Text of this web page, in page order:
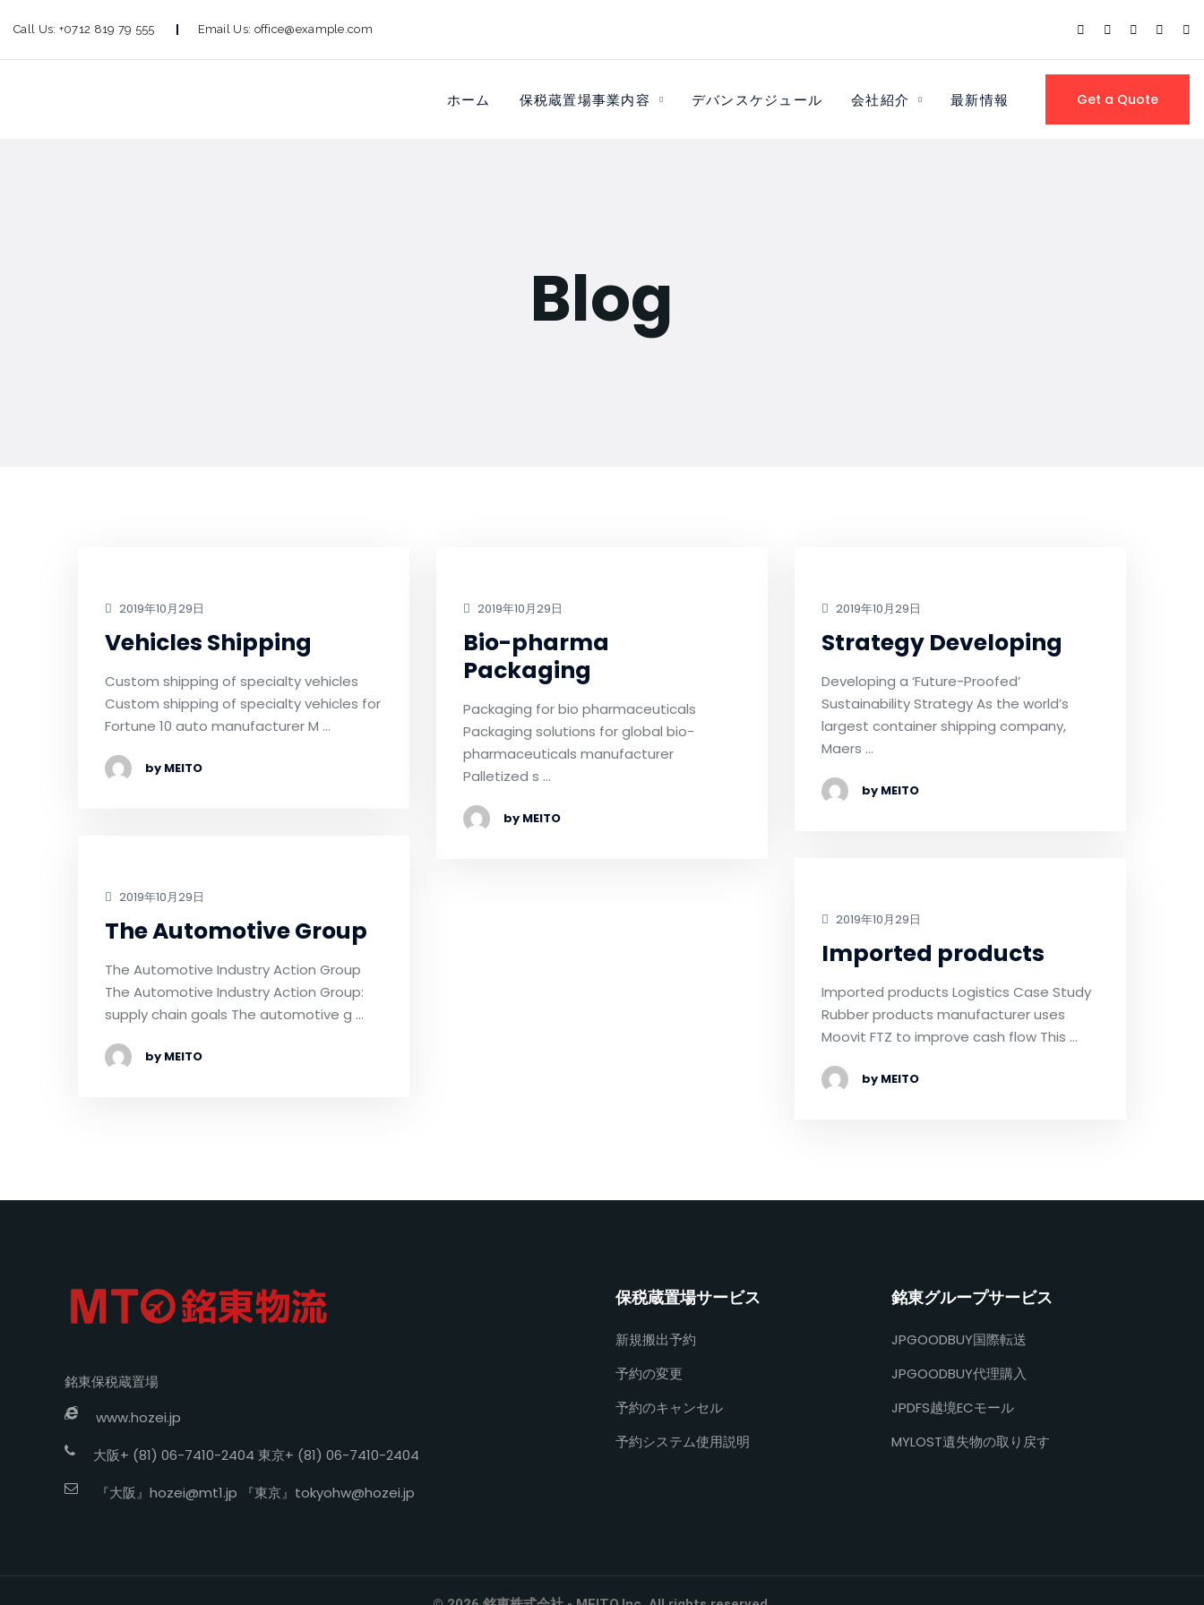
Call Us: +0712 819 79 555 Email Us: office@example.com
ホーム 保税蔵置場事業内容 デバンスケジュール 会社紹介 最新情報 Get a Quote
Blog
2019年10月29日
Vehicles Shipping
Custom shipping of specialty vehicles
Custom shipping of specialty vehicles for
Fortune 10 auto manufacturer M …
by MEITO
2019年10月29日
Bio-pharma
Packaging
Packaging for bio pharmaceuticals
Packaging solutions for global bio-
pharmaceuticals manufacturer
Palletized s …
by MEITO
2019年10月29日
Strategy Developing
Developing a ‘Future-Proofed’
Sustainability Strategy As the world’s
largest container shipping company,
Maers …
by MEITO
2019年10月29日
The Automotive Group
The Automotive Industry Action Group
The Automotive Industry Action Group:
supply chain goals The automotive g …
by MEITO
2019年10月29日
Imported products
Imported products Logistics Case Study
Rubber products manufacturer uses
Moovit FTZ to improve cash flow This …
by MEITO
銘東保税蔵置場
www.hozei.jp
大阪+ (81) 06-7410-2404 東京+ (81) 06-7410-2404
『大阪』 hozei@mt1.jp 『東京』 tokyohw@hozei.jp
保税蔵置場サービス
新規搬出予約
予約の変更
予約のキャンセル
予約システム使用説明
銘東グループサービス
JPGOODBUY国際転送
JPGOODBUY代理購入
JPDFS越境ECモール
MYLOST遺失物の取り戻す